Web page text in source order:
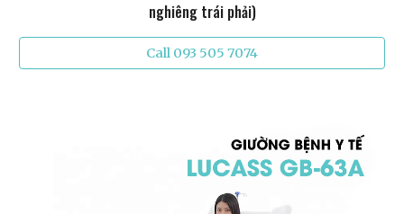
nghiêng trái phải)
Call 093 505 7074